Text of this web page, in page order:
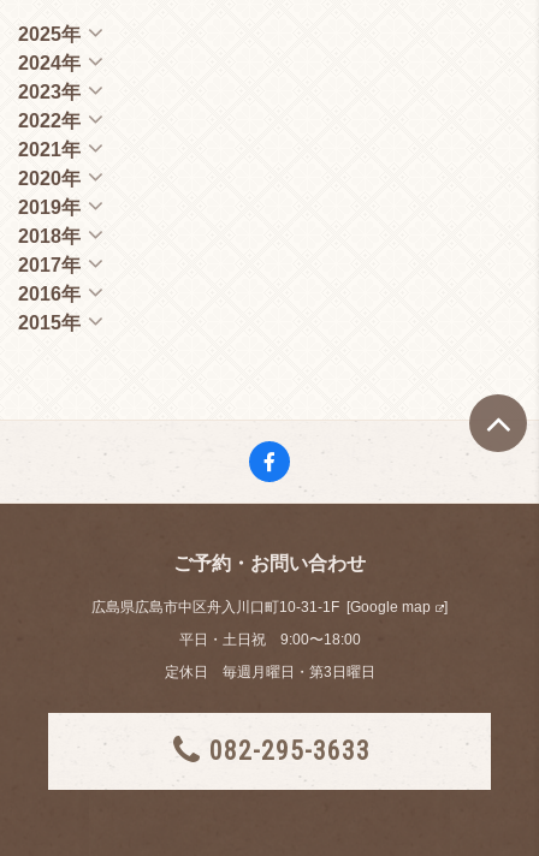
2025年
2024年
2023年
2022年
2021年
2020年
2019年
2018年
2017年
2016年
2015年
ご予約・お問い合わせ
広島県広島市中区舟入川口町10-31-1F [Google map
]
平日・土日祝 9:00〜18:00
定休日 毎週月曜日・第3日曜日
082-295-3633